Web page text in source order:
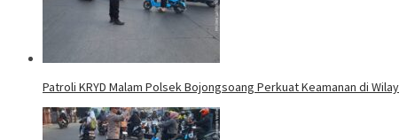
Patroli KRYD Malam Polsek Bojongsoang Perkuat Keamanan di